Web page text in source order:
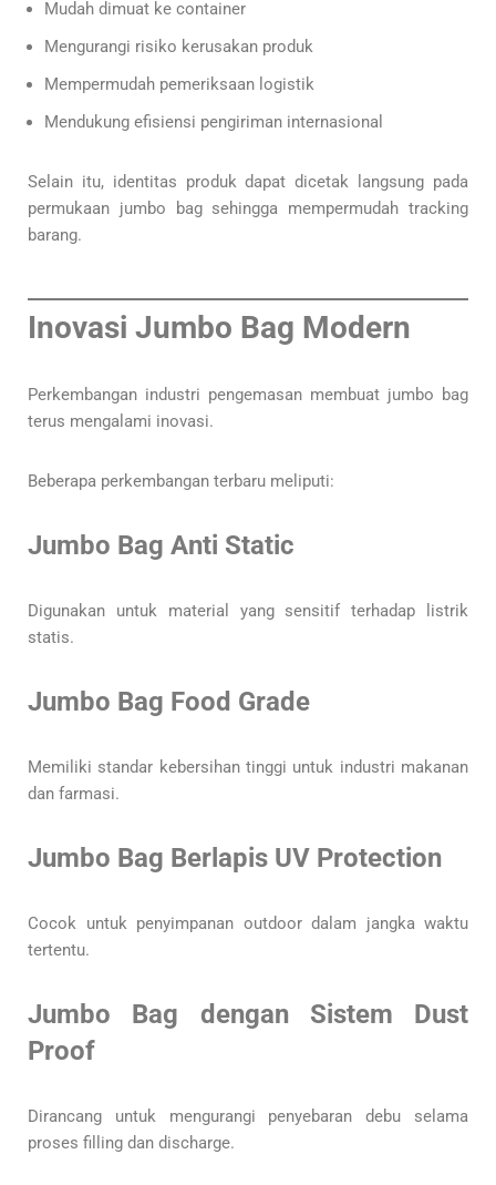
Mudah dimuat ke container
Mengurangi risiko kerusakan produk
Mempermudah pemeriksaan logistik
Mendukung efisiensi pengiriman internasional
Selain itu, identitas produk dapat dicetak langsung pada
permukaan jumbo bag sehingga mempermudah tracking
barang.
Inovasi Jumbo Bag Modern
Perkembangan industri pengemasan membuat jumbo bag
terus mengalami inovasi.
Beberapa perkembangan terbaru meliputi:
Jumbo Bag Anti Static
Digunakan untuk material yang sensitif terhadap listrik
statis.
Jumbo Bag Food Grade
Memiliki standar kebersihan tinggi untuk industri makanan
dan farmasi.
Jumbo Bag Berlapis UV Protection
Cocok untuk penyimpanan outdoor dalam jangka waktu
tertentu.
Jumbo Bag dengan Sistem Dust
Proof
Dirancang untuk mengurangi penyebaran debu selama
proses filling dan discharge.